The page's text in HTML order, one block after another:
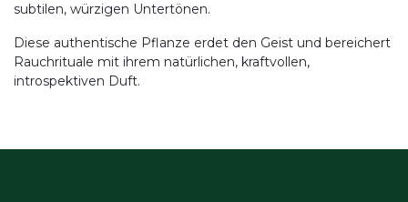
subtilen, würzigen Untertönen.
Diese authentische Pflanze erdet den Geist und bereichert
Rauchrituale mit ihrem natürlichen, kraftvollen,
introspektiven Duft.